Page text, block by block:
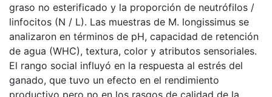
graso no esterificado y la proporción de neutrófilos /
linfocitos (N / L). Las muestras de M. longissimus se
analizaron en términos de pH, capacidad de retención
de agua (WHC), textura, color y atributos sensoriales.
El rango social influyó en la respuesta al estrés del
ganado, que tuvo un efecto en el rendimiento